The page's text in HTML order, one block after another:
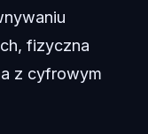
fizyczna
z cyfrowym